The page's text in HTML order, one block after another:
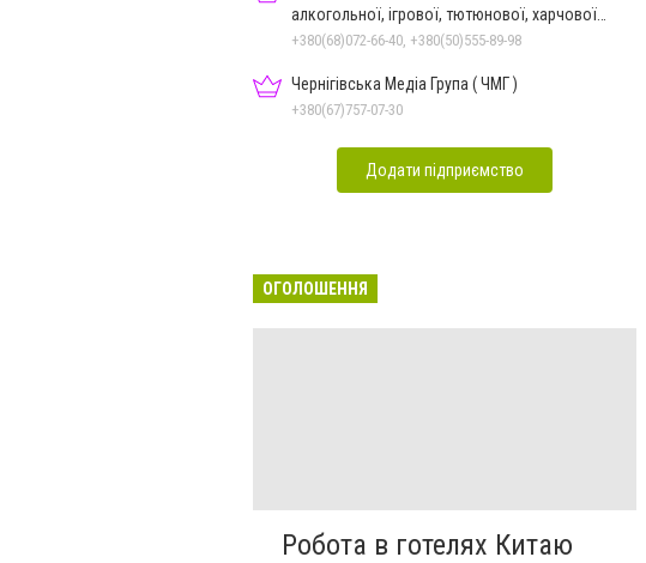
алкогольної, ігрової, тютюнової, харчової
залежностей, неврозів т
+380(68)072-66-40, +380(50)555-89-98
Чернігівська Медіа Група ( ЧМГ )
+380(67)757-07-30
Додати підприємство
ОГОЛОШЕННЯ
Робота в готелях Китаю